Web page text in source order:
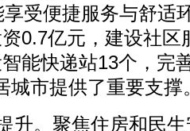
享受便捷服务与舒适
0.7亿元，建设社区
能快递站13个，完
城市提供了重要支撑
升。聚焦住房和民